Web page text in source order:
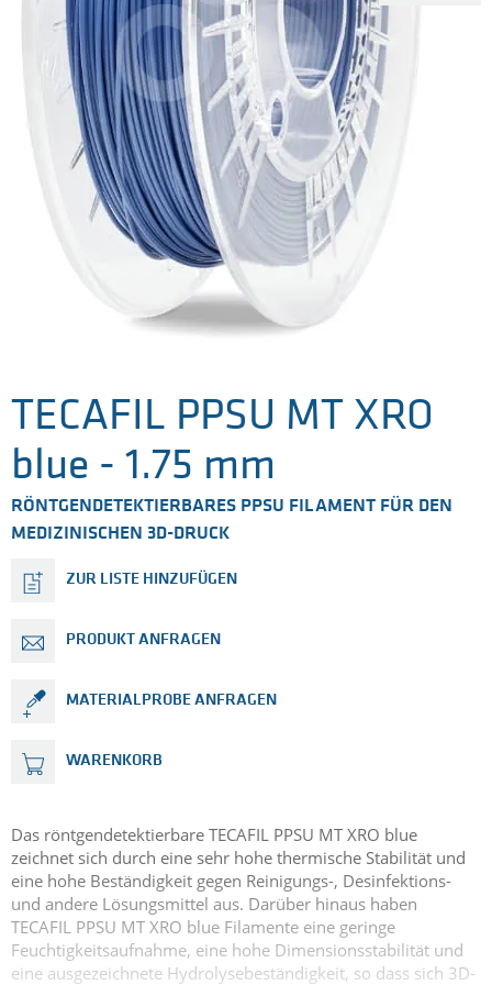
TECAFIL PPSU MT XRO
blue - 1.75 mm
RÖNTGENDETEKTIERBARES PPSU FILAMENT FÜR DEN
MEDIZINISCHEN 3D-DRUCK
ZUR LISTE HINZUFÜGEN
PRODUKT ANFRAGEN
MATERIALPROBE ANFRAGEN
WARENKORB
Das röntgendetektierbare TECAFIL PPSU MT XRO blue
zeichnet sich durch eine sehr hohe thermische Stabilität und
eine hohe Beständigkeit gegen Reinigungs-, Desinfektions-
und andere Lösungsmittel aus. Darüber hinaus haben
TECAFIL PPSU MT XRO blue Filamente eine geringe
Feuchtigkeitsaufnahme, eine hohe Dimensionsstabilität und
eine ausgezeichnete Hydrolysebeständigkeit, so dass sich 3D-